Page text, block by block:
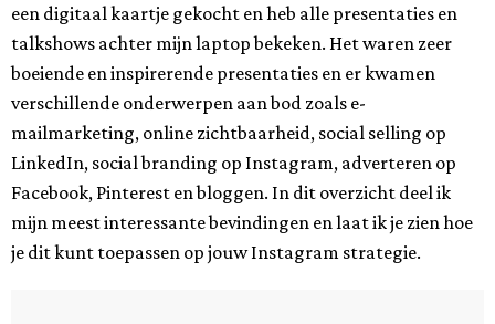
een digitaal kaartje gekocht en heb alle presentaties en
talkshows achter mijn laptop bekeken. Het waren zeer
boeiende en inspirerende presentaties en er kwamen
verschillende onderwerpen aan bod zoals e-
mailmarketing, online zichtbaarheid, social selling op
LinkedIn, social branding op Instagram, adverteren op
Facebook, Pinterest en bloggen. In dit overzicht deel ik
mijn meest interessante bevindingen en laat ik je zien hoe
je dit kunt toepassen op jouw Instagram strategie.